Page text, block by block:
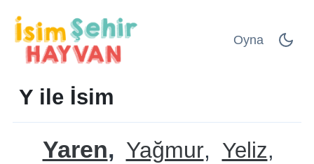
Oyna
Y ile İsim
Yaren Yağmur
Yeliz